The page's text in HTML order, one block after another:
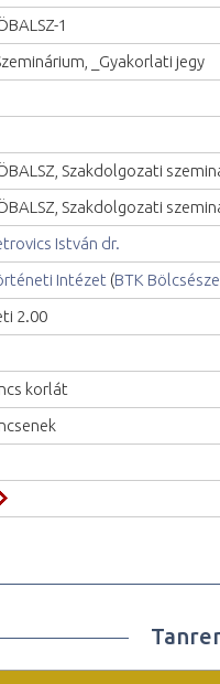
1
_Gyakorlati jegy
Szakdolgozati
Szakdolgozati
István dr.
Intézet (BTK
2.00
korlát